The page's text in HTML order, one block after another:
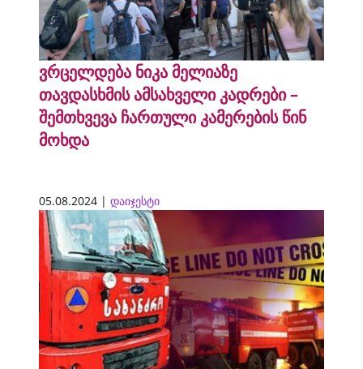
ვრცელდება ნიკა მელიაზე
თავდასხმის ამსახველი კადრები –
შემთხვევა ჩართული კამერების წინ
მოხდა
05.08.2024 | დაიჯესტი